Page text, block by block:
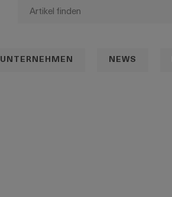
UNTERNEHMEN NEWS